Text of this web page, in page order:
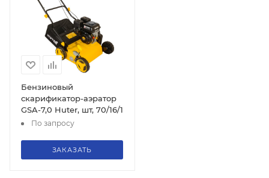
Бензиновый
скарификатор-аэратор
GSA-7,0 Huter, шт, 70/16/1
По запросу
ЗАКАЗАТЬ